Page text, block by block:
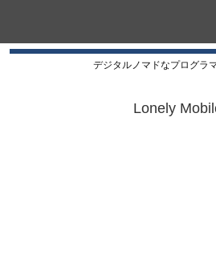
デジタルノマドなプログラ
Lonely